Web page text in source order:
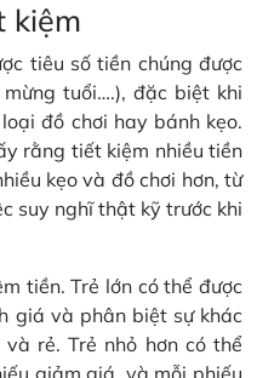
kiệm
tiêu số tiền chúng được
tuổi….), đặc biệt khi
đồ chơi hay bánh kẹo.
rằng tiết kiệm nhiều tiền
kẹo và đồ chơi hơn, từ
suy nghĩ thật kỹ trước khi
tiền. Trẻ lớn có thể được
giá và phân biệt sự khác
rẻ. Trẻ nhỏ hơn có thể
giảm giá, và mỗi phiếu